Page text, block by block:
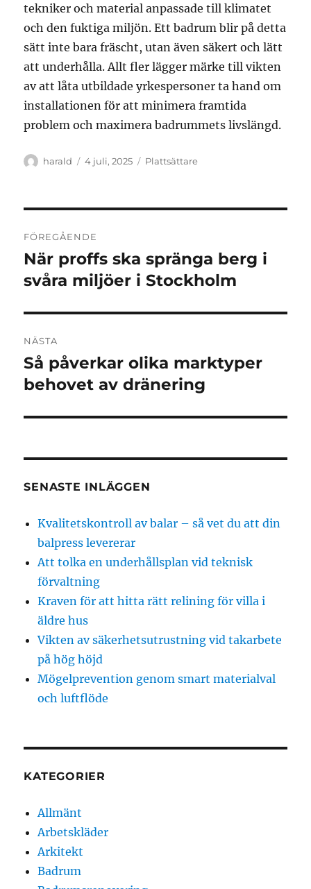
tekniker och material anpassade till klimatet
och den fuktiga miljön. Ett badrum blir på detta
sätt inte bara fräscht, utan även säkert och lätt
att underhålla. Allt fler lägger märke till vikten
av att låta utbildade yrkespersoner ta hand om
installationen för att minimera framtida
problem och maximera badrummets livslängd.
Författare
harald
Publicerat
4 juli, 2025 Kategorier
Plattsättare
FÖREGÅENDE
Föregående
inlägg:
När proffs ska spränga berg i
svåra miljöer i Stockholm
NÄSTA
Nästa
inlägg:
Så påverkar olika marktyper
behovet av dränering
SENASTE INLÄGGEN
Kvalitetskontroll av balar – så vet du att din
balpress levererar
Att tolka en underhållsplan vid teknisk
förvaltning
Kraven för att hitta rätt relining för villa i
äldre hus
Vikten av säkerhetsutrustning vid takarbete
på hög höjd
Mögelprevention genom smart materialval
och luftflöde
KATEGORIER
Allmänt
Arbetskläder
Arkitekt
Badrum